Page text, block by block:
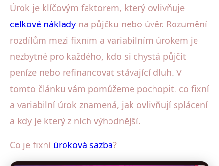
1. 6. 2025· 4 min čtení · Autor: Petra Váchová
Úrok je klíčovým faktorem, který ovlivňuje
celkové náklady na půjčku nebo úvěr. Rozumění
rozdílům mezi fixním a variabilním úrokem je
nezbytné pro každého, kdo si chystá půjčit
peníze nebo refinancovat stávající dluh. V
tomto článku vám pomůžeme pochopit, co fixní
a variabilní úrok znamená, jak ovlivňují splácení
a kdy je který z nich výhodnější.
Co je fixní úroková sazba?